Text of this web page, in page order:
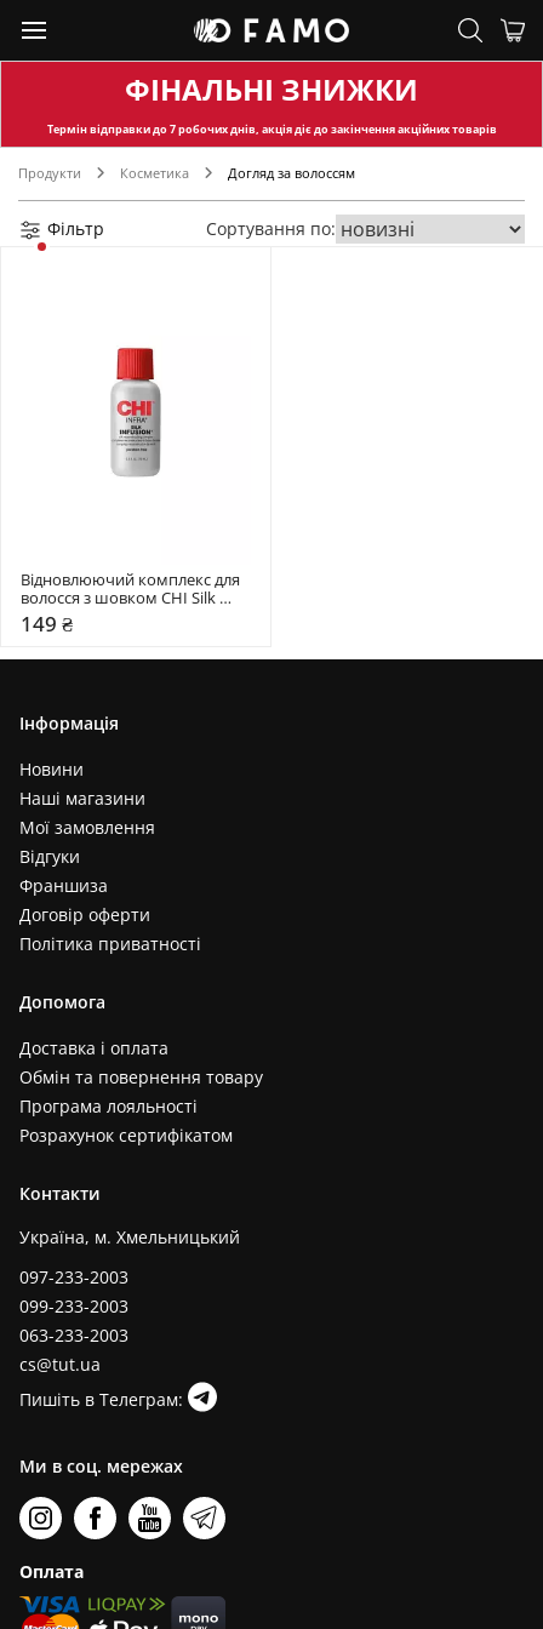
ФІНАЛЬНІ ЗНИЖКИ
Термін відправкидо 7 робочих днів, акція діє до закінчення акційних товарів
Продукти Косметика Догляд за волоссям
Фільтр Сортування по:
Відновлюючий комплекс для
волосся з шовком CHI Silk
Infusion
149 ₴
Інформація
Новини
Наші магазини
Мої замовлення
Відгуки
Франшиза
Договір оферти
Політика приватності
Допомога
Доставка і оплата
Обмін та повернення товару
Програма лояльності
Розрахунок сертифікатом
Контакти
Україна, м. Хмельницький
097-233-2003
099-233-2003
063-233-2003
cs@tut.ua
Пишіть в Телеграм:
Ми в соц. мережах
Оплата